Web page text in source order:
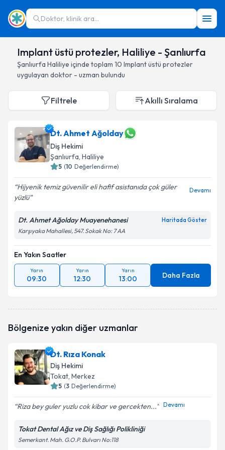
Doktor, klinik ara...
Implant üstü protezler, Haliliye - Şanlıurfa
Şanlıurfa Haliliye içinde toplam 10 Implant üstü protezler
uygulayan doktor - uzman bulundu
Filtrele Akıllı Sıralama
Dt. Ahmet Ağolday
Diş Hekimi
Şanlıurfa, Haliliye
5 (10 Değerlendirme)
Hijyenik temiz güvenilir eli hafif asistanıda çok güler
yüzlü
Devamı
Dt. Ahmet Ağolday Muayenehanesi Haritada Göster
Karşıyaka Mahallesi, 547. Sokak No: 7 AA
En Yakın Saatler
Yarın
09:30
Yarın
12:30
Yarın
13:00 Daha Fazla
Bölgenize yakın diğer uzmanlar
Dt. Rıza Konak
Diş Hekimi
Tokat, Merkez
5 (3 Değerlendirme)
Riza bey guler yuzlu cok kibar ve gercekten... Devamı
Tokat Dental Ağız ve Diş Sağlığı Polikliniği
Semerkant. Mah. G.O.P. Bulvarı No:118